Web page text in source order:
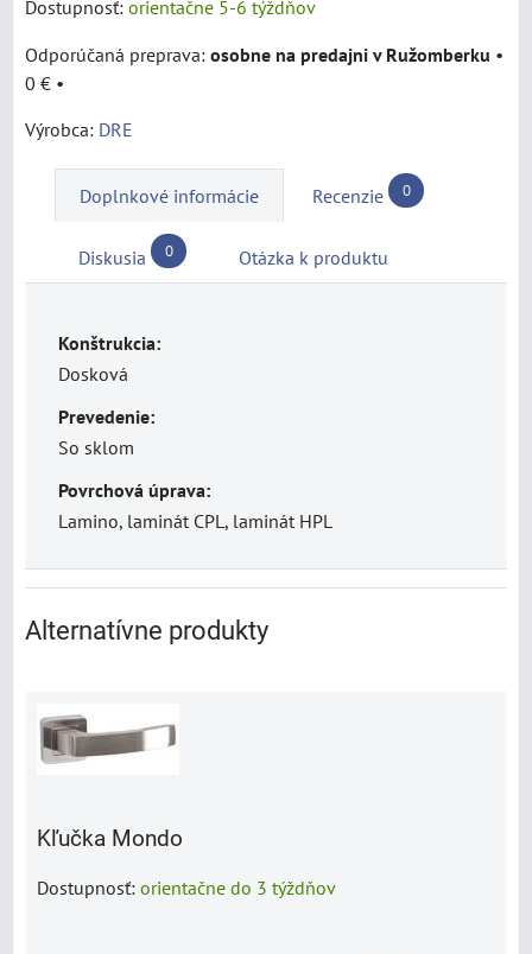
Dostupnosť: orientačne 5-6 týždňov
osobne na predajni v Ružomberku •
0 € •
Výrobca: DRE
Doplnkové informácie Recenzie 0
Diskusia 0 Otázka k produktu
Konštrukcia:
Dosková
Prevedenie:
So sklom
Povrchová úprava:
Lamino, laminát CPL, laminát HPL
Alternatívne produkty
Kľučka Mondo
Dostupnosť: orientačne do 3 týždňov